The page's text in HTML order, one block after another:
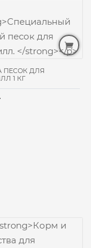
ПЕСОК ДЛЯ
1 КГ